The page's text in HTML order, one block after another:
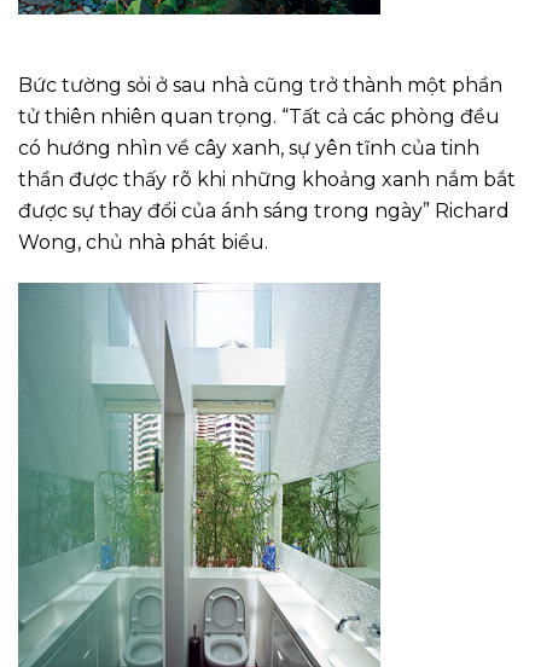
Bức tường sỏi ở sau nhà cũng trở thành một phần
tử thiên nhiên quan trọng. “Tất cả các phòng đều
có hướng nhìn về cây xanh, sự yên tĩnh của tinh
thần được thấy rõ khi những khoảng xanh nắm bắt
được sự thay đổi của ánh sáng trong ngày” Richard
Wong, chủ nhà phát biểu.